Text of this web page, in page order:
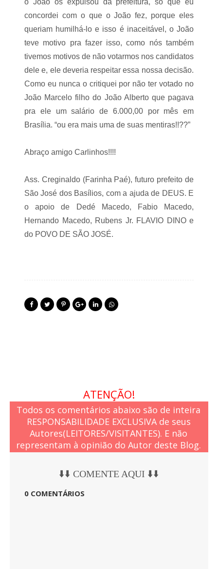
o João os expulsou da prefeitura, só que eu
concordei com o que o João fez, porque eles
queriam humilhá-lo e isso é inaceitável, o João
teve motivo pra fazer isso, como nós também
tivemos motivos de não votarmos nos candidatos
dele e, ele deveria respeitar essa nossa decisão.
Como eu nunca o critiquei por não ter votado no
João Marcelo filho do João Alberto que pagava
pra ele um salário de 6.000,00 por mês em
Brasília. “ou era mais uma de suas mentiras!!??”
Abraço amigo Carlinhos!!!!
Ass. Creginaldo (Farinha Paé), futuro prefeito de
São José dos Basílios, com a ajuda de DEUS. E
o apoio de Dedé Macedo, Fabio Macedo,
Hernando Macedo, Rubens Jr. FLAVIO DINO e
do POVO DE SÃO JOSÉ.
ATENÇÃO!
Todos os comentários abaixo são de inteira
RESPONSABILIDADE EXCLUSIVA de seus
Autores(LEITORES/VISITANTES). E não
representam à opinião do Autor deste Blog.
⬇️⬇️ COMENTE AQUI ⬇️⬇️
0 COMENTÁRIOS